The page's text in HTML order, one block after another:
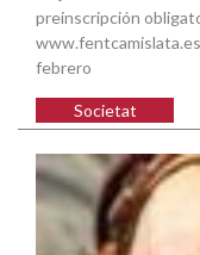
preinscripción
febrero
Societat